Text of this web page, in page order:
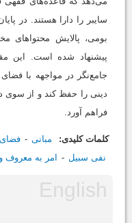
سایبر را دارا هستند. در
بومی، پالایش محتواهای
پیشنهاد شده است. این
جامع‌نگر در مواجهه با
دینی را حفظ کند و از سوی
فراهم آورد.
کلمات کلیدی: مبانی فضای
نفی سبیل
امر به معروف